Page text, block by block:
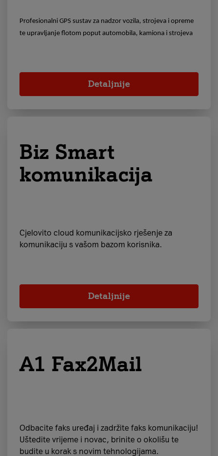
Profesionalni GPS sustav za nadzor vozila, strojeva i opreme
te upravljanje flotom poput automobila, kamiona i strojeva
Detaljnije
Biz Smart
komunikacija
Cjelovito cloud komunikacijsko rješenje za
komunikaciju s vašom bazom korisnika.
Detaljnije
A1 Fax2Mail
Odbacite faks uređaj i zadržite faks komunikaciju!
Uštedite vrijeme i novac, brinite o okolišu te
budite u korak s novim tehnologijama.